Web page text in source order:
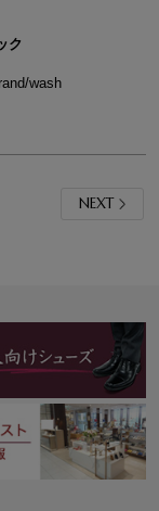
ク
wash
NEXT